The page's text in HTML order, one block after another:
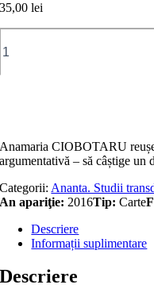
35,00lei
Anamaria CIOBOTARU
argumentativă – să câștige un
Categorii: Ananta. Studii
An apariţie: 2016Tip: Carte
Descriere
Informații suplimentare
Descriere